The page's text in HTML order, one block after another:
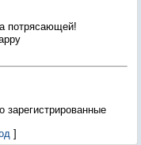
потрясающей!
зарегистрированные
]